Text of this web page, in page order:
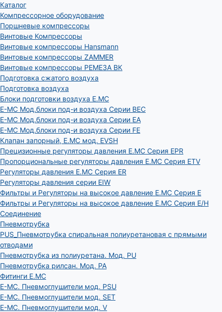
Каталог
Компрессорное оборудование
Поршневые компрессоры
Винтовые Компрессоры
Винтовые компрессоры Hansmann
Винтовые компрессоры ZAMMER
Винтовые компрессоры РЕМЕЗА ВК
Подготовка сжатого воздуха
Подготовка воздуха
Блоки подготовки воздуха E.MC
E-MC Мод.блоки под-и воздуха Серии BEC
E-MC Мод.блоки под-и воздуха Серии EA
E-MC Мод.блоки под-и воздуха Серии FE
Клапан запорный, E.MC мод. EVSH
Прецизионные регуляторы давления E.MC Серия EPR
Пропорциональные регуляторы давления E.MC Серия ETV
Регуляторы давления E.MC Серия ER
Регуляторы давления серии EIW
Фильтры и Регуляторы на высокое давление E.MC Серия E
Фильтры и Регуляторы на высокое давление E.MC Серия E/H
Соединение
Пневмотрубка
PUS_Пневмотрубка спиральная полиуретановая с прямыми
отводами
Пневмотрубка из полиуретана. Мод. РU
Пневмотрубка рилсан. Мод. PA
Фитинги E.MC
E-MC. Пневмоглушители мод. PSU
E-MC. Пневмоглушители мод. SET
E-MC. Пневмоглушители мод. V